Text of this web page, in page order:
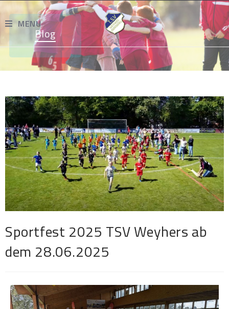
MENU
Blog
Sportfest 2025 TSV Weyhers ab
dem 28.06.2025